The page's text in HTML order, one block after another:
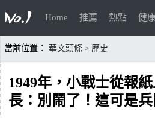
Home 推薦 熱點 健
當前位置： 華文頭條 > 歷史
1949年，小戰士從報
長：別鬧了！這可是